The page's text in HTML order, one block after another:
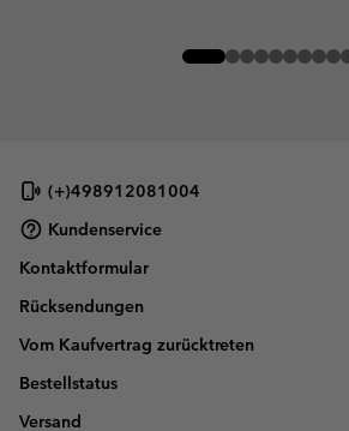
(+)498912081004
Kundenservice
Kontaktformular
Rücksendungen
Vom Kaufvertrag zurücktreten
Bestellstatus
Versand